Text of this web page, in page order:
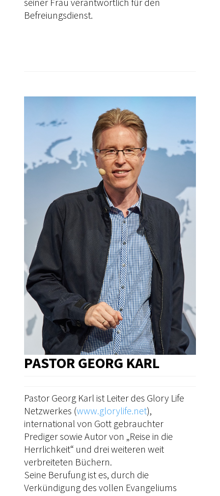
Befreiungsdienst.
PASTOR GEORG KARL
Pastor Georg Karl ist Leiter des Glory Life
Netzwerkes (www.glorylife.net),
international von Gott gebrauchter
Prediger sowie Autor von „Reise in die
Herrlichkeit“ und drei weiteren weit
verbreiteten Büchern.
Seine Berufung ist es, durch die
Verkündigung des vollen Evangeliums